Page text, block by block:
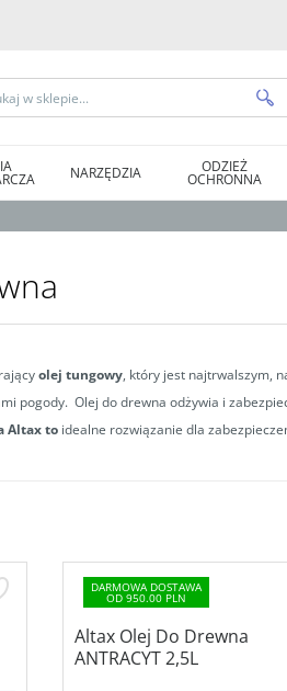
NARZĘDZIA ODZIEŻ
OCHRONNA
olej tungowy, który jest najtrwalszym,
pogody. Olej do drewna odżywia i
Altax to idealne rozwiązanie dla
DARMOWA DOSTAWA
OD 950.00 PLN
Altax Olej Do Drewna
ANTRACYT 2,5L